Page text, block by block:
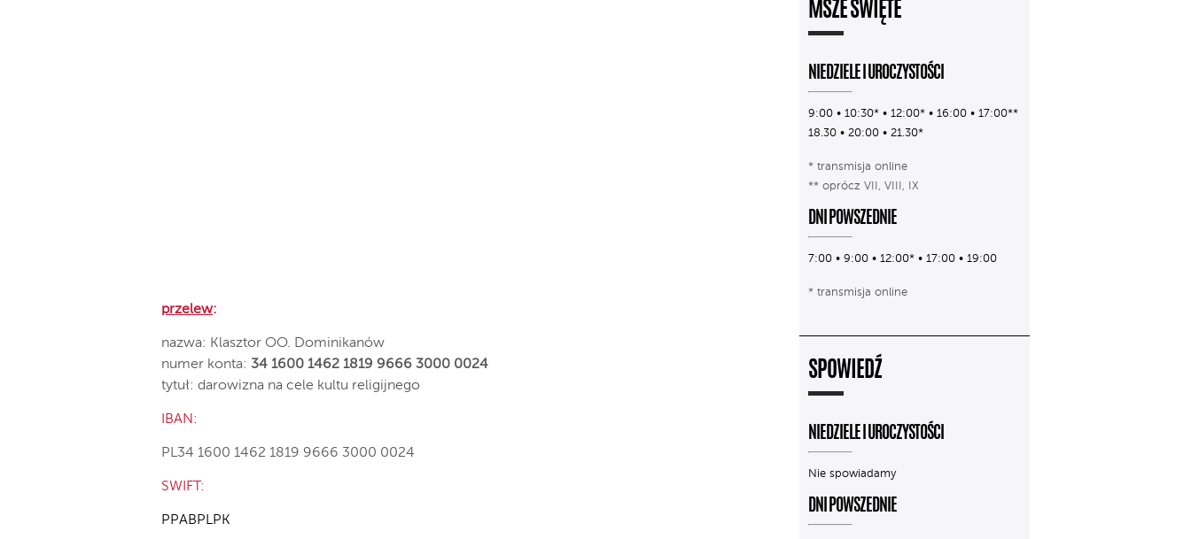
przelew:
nazwa: Klasztor OO. Dominikanów
numer konta: 34 1600 1462 1819 9666 3000 0024
tytuł: darowizna na cele kultu religijnego
IBAN:
PL34 1600 1462 1819 9666 3000 0024
SWIFT:
PPABPLPK
MSZE ŚWIĘTE
NIEDZIELE I UROCZYSTOŚCI
9:00 • 10:30* • 12:00* • 16:00 • 17:00**
18.30 • 20:00 • 21.30*
* transmisja online
** oprócz VII, VIII, IX
DNI POWSZEDNIE
7:00 • 9:00 • 12:00* • 17:00 • 19:00
* transmisja online
SPOWIEDŹ
NIEDZIELE I UROCZYSTOŚCI
Nie spowiadamy
DNI POWSZEDNIE